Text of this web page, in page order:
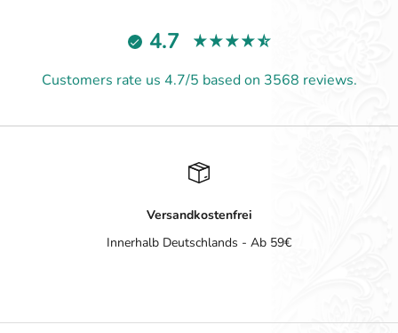
4.7
Customers rate us 4.7/5 based on 3568 reviews.
Versandkostenfrei
Innerhalb Deutschlands - Ab 59€